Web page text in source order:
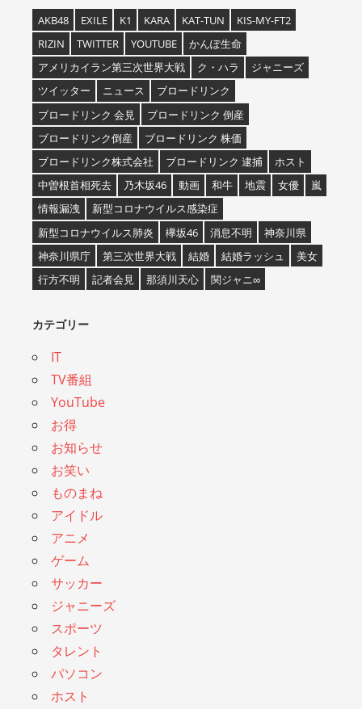
AKB48 EXILE K1 KARA KAT-TUN
KIS-MY-FT2
RIZIN
TWITTER YOUTUBE
かんぽ生命
アメリカイラン第三次世界大戦
ク・ハラ
ジャニーズ
ツイッター
ニュース
ブロードリンク
ブロードリンク 会見
ブロードリンク 倒産
ブロードリンク倒産
ブロードリンク 株価
ブロードリンク株式会社
ブロードリンク 逮捕
ホスト
中曽根首相死去
乃木坂46 動画 和牛 地震 女優
嵐
情報漏洩
新型コロナウイルス感染症
新型コロナウイルス肺炎
欅坂46 消息不明
神奈川県
神奈川県庁
第三次世界大戦 結婚 結婚ラッシュ
美女
行方不明
記者会見 那須川天心 関ジャニ∞
カテゴリー
IT
TV番組
YouTube
お得
お知らせ
お笑い
ものまね
アイドル
アニメ
ゲーム
サッカー
ジャニーズ
スポーツ
タレント
パソコン
ホスト